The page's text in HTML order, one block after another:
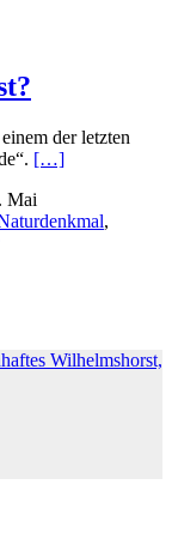
der letzten
[…]
Mai
,